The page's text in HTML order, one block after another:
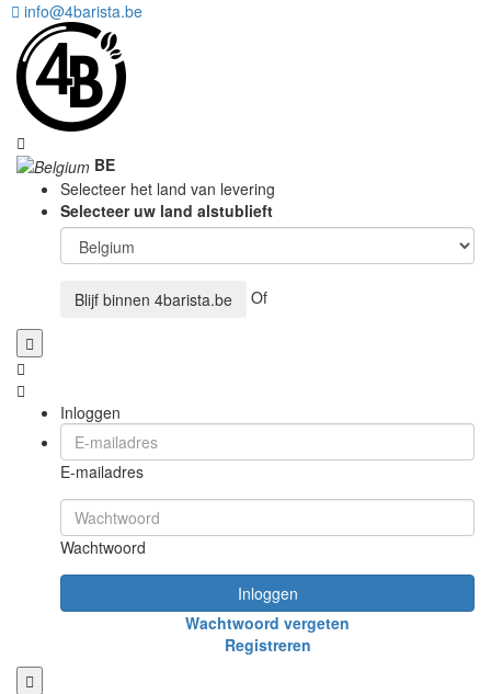
info@4barista.be
BE
Selecteer het land van levering
Selecteer uw land alstublieft
Blijf binnen 4barista.be Of
Inloggen
E-mailadres
Wachtwoord
Inloggen
Wachtwoord vergeten
Registreren